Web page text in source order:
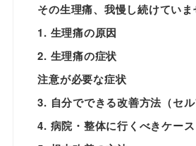
その生理痛、我慢し続けていま
1. 生理痛の原因
2. 生理痛の症状
注意が必要な症状
3. 自分でできる改善方法（セル
4. 病院・整体に行くべきケース